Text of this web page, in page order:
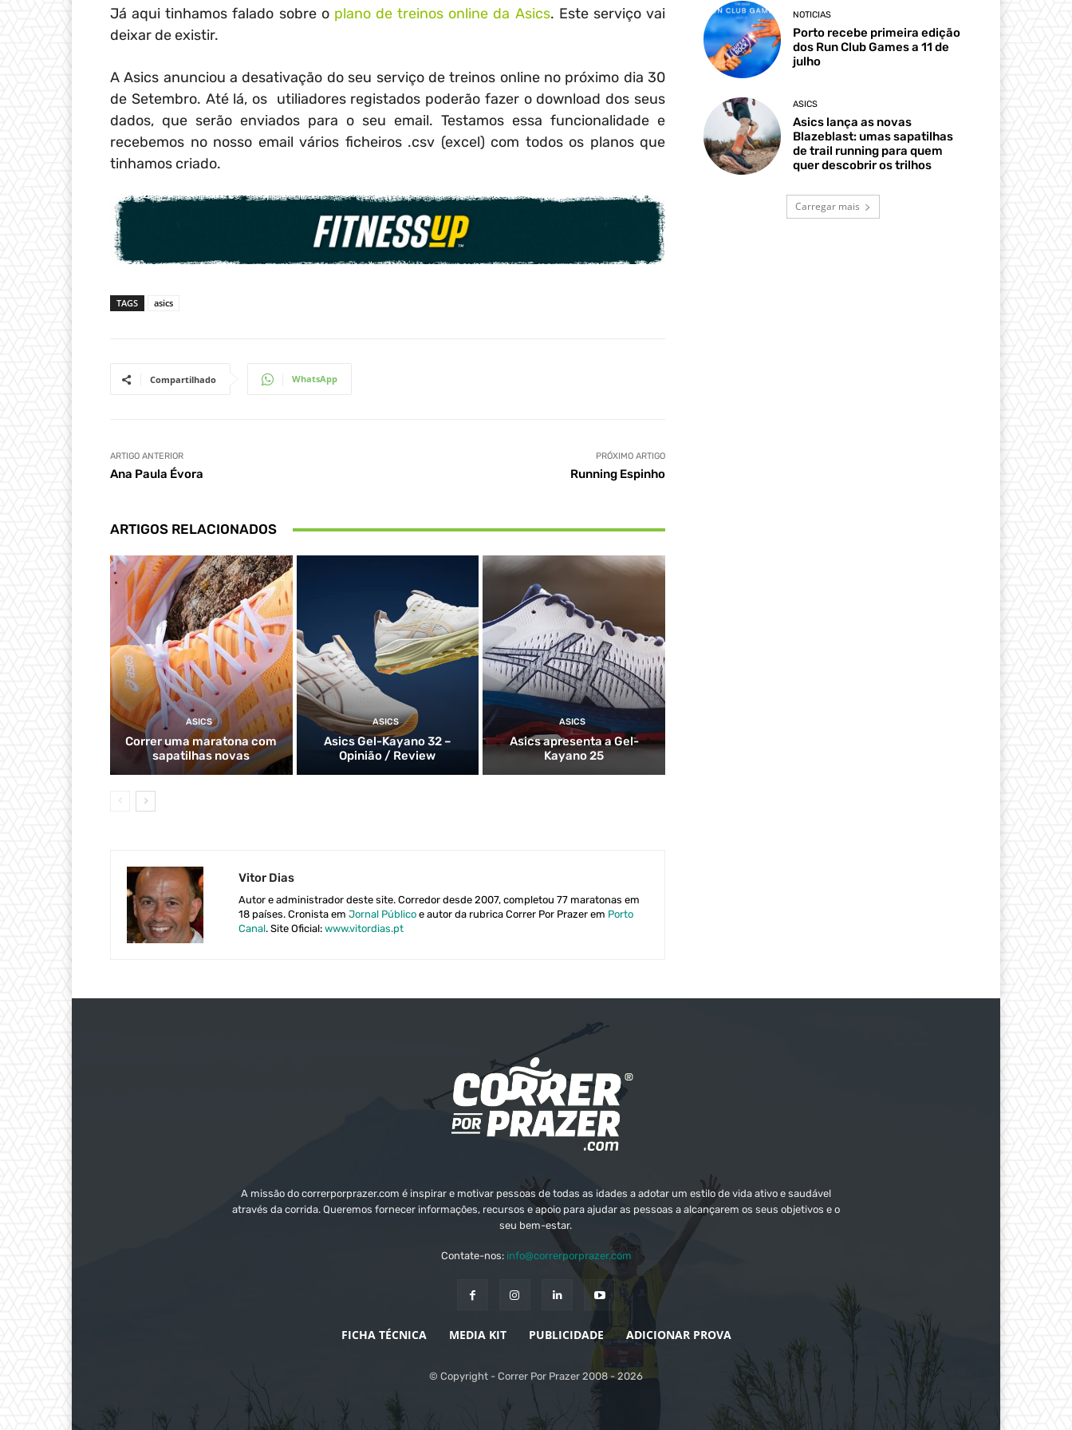
Já aqui tinhamos falado sobre o plano de treinos online da Asics. Este serviço vai
deixar de existir.
A Asics anunciou a desativação do seu serviço de treinos online no próximo dia 30
de Setembro. Até lá, os utiliadores registados poderão fazer o download dos seus
dados, que serão enviados para o seu email. Testamos essa funcionalidade e
recebemos no nosso email vários ficheiros .csv (excel) com todos os planos que
tinhamos criado.
TAGS asics
Compartilhado WhatsApp
ARTIGO ANTERIOR
Ana Paula Évora
PRÓXIMO ARTIGO
Running Espinho
ARTIGOS RELACIONADOS
ASICS
Correr uma maratona com
sapatilhas novas
ASICS
Asics Gel-Kayano 32 –
Opinião / Review
ASICS
Asics apresenta a Gel-
Kayano 25
Vitor Dias
Autor e administrador deste site. Corredor desde 2007, completou 77 maratonas em
18 países. Cronista em Jornal Público e autor da rubrica Correr Por Prazer em Porto
Canal. Site Oficial: www.vitordias.pt
NOTICIAS
Porto recebe primeira edição
dos Run Club Games a 11 de
julho
ASICS
Asics lança as novas
Blazeblast: umas sapatilhas
de trail running para quem
quer descobrir os trilhos
Carregar mais
A missão do correrporprazer.com é inspirar e motivar pessoas de todas as idades a adotar um estilo de vida ativo e saudável
através da corrida. Queremos fornecer informações, recursos e apoio para ajudar as pessoas a alcançarem os seus objetivos e o
seu bem-estar.
Contate-nos: info@correrporprazer.com
FICHA TÉCNICA MEDIA KIT PUBLICIDADE ADICIONAR PROVA
© Copyright - Correr Por Prazer 2008 - 2026